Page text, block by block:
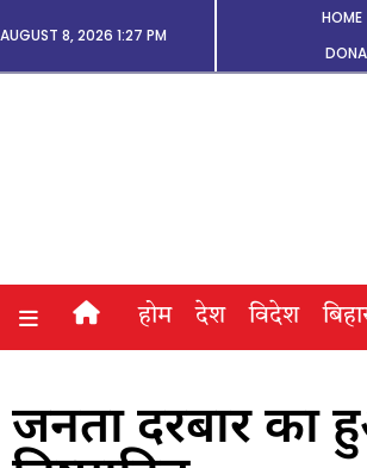
AUGUST 8, 2026 1:27 PM
HOME
होम देश विदेश
जनता दरबार